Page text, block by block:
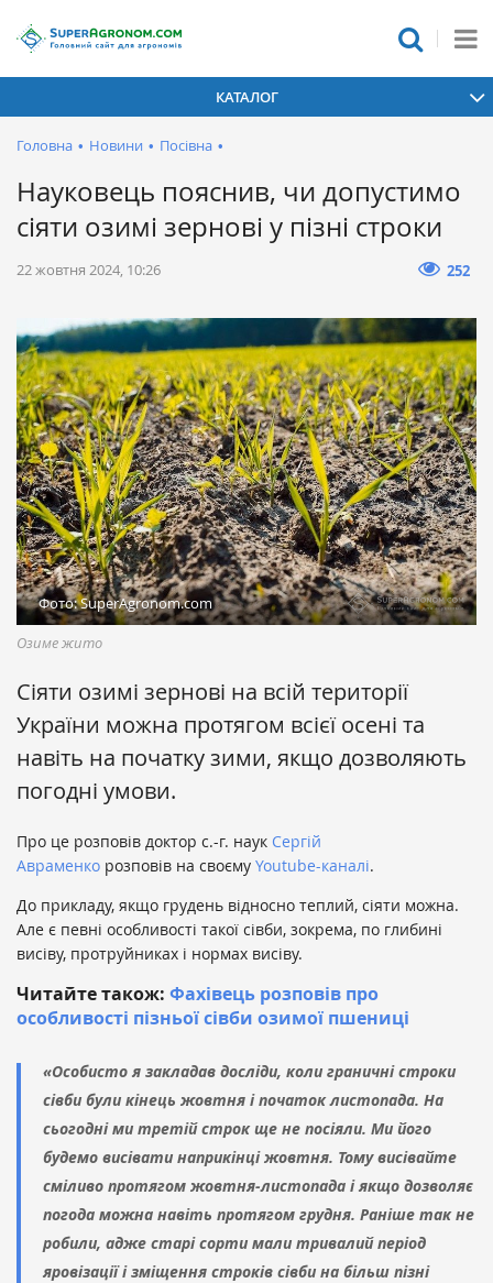
КАТАЛОГ
Головна • Новини • Посівна •
Науковець пояснив, чи допустимо
сіяти озимі зернові у пізні строки
22 жовтня 2024, 10:26 252
Фото: SuperAgronom.com
Озиме жито
Сіяти озимі зернові на всій території
України можна протягом всієї осені та
навіть на початку зими, якщо дозволяють
погодні умови.
​Про це розповів доктор с.-г. наук Сергій
Авраменко розповів на своєму Youtube-каналі.
До прикладу, якщо грудень відносно теплий, сіяти можна.
Але є певні особливості такої сівби, зокрема, по глибині
висіву, протруйниках і нормах висіву.
Читайте також: Фахівець розповів про
особливості пізньої сівби озимої пшениці
«Особисто я закладав досліди, коли граничні строки
сівби були кінець жовтня і початок листопада. На
сьогодні ми третій строк ще не посіяли. Ми його
будемо висівати наприкінці жовтня. Тому висівайте
сміливо протягом жовтня-листопада і якщо дозволяє
погода можна навіть протягом грудня. Раніше так не
робили, адже старі сорти мали тривалий період
яровізації і зміщення строків сівби на більш пізні